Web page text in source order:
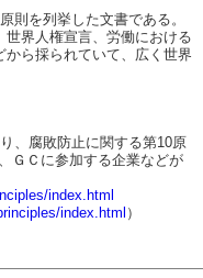
則を列挙した文書である。
界人権宣言、労働における
ら採られていて、広く世界
、腐敗防止に関する第10原
ＧＣに参加する企業などが
index.html
index.html ）